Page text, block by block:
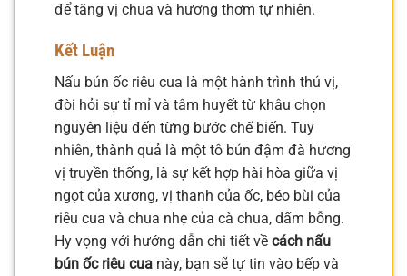
để tăng vị chua và hương thơm tự nhiên.
Kết Luận
Nấu bún ốc riêu cua là một hành trình thú vị,
đòi hỏi sự tỉ mỉ và tâm huyết từ khâu chọn
nguyên liệu đến từng bước chế biến. Tuy
nhiên, thành quả là một tô bún đậm đà hương
vị truyền thống, là sự kết hợp hài hòa giữa vị
ngọt của xương, vị thanh của ốc, béo bùi của
riêu cua và chua nhẹ của cà chua, dấm bỗng.
Hy vọng với hướng dẫn chi tiết về cách nấu
bún ốc riêu cua này, bạn sẽ tự tin vào bếp và